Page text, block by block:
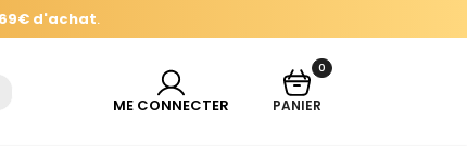
d'achat.
ME CONNECTER
0
PANIER